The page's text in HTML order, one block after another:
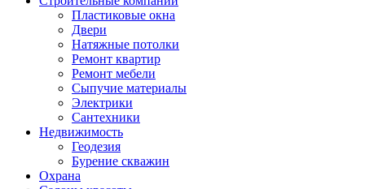
Пластиковые окна
Двери
Натяжные потолки
Ремонт квартир
Ремонт мебели
Сыпучие материалы
Электрики
Сантехники
Недвижимость
Геодезия
Бурение скважин
Охрана